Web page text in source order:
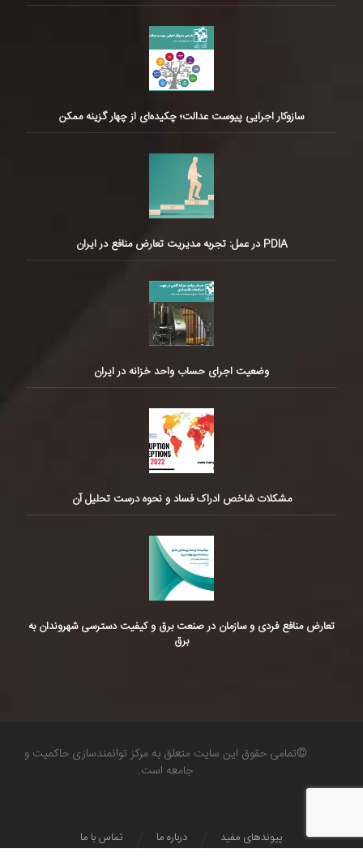
سازوکار اجرایی پیوست عدالت؛ چکیده‌ای از چهار گزینه ممکن
PDIA در عمل: تجربه مدیریت تعارض منافع در ایران
وضعیت اجرای حساب واحد خزانه در ایران
مشکلات شاخص ادراک فساد و نحوه درست تحلیل آن
تعارض منافع فردی و سازمان در صنعت برق و کیفیت دسترسی شهروندان به
برق
©تمامی حقوق این سایت متعلق به مرکز توانمندسازی حاکمیت و
جامعه است.
تماس با ما درباره ما پیوندهای مفید